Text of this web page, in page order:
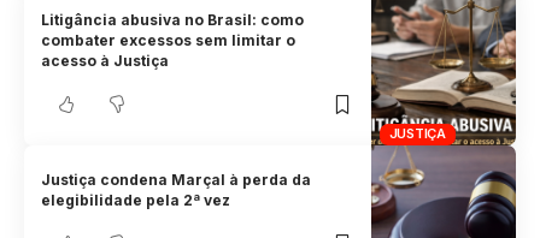
JUSTIÇA
Litigância abusiva no Brasil: como
combater excessos sem limitar o
acesso à Justiça
Justiça condena Marçal à perda da
elegibilidade pela 2ª vez